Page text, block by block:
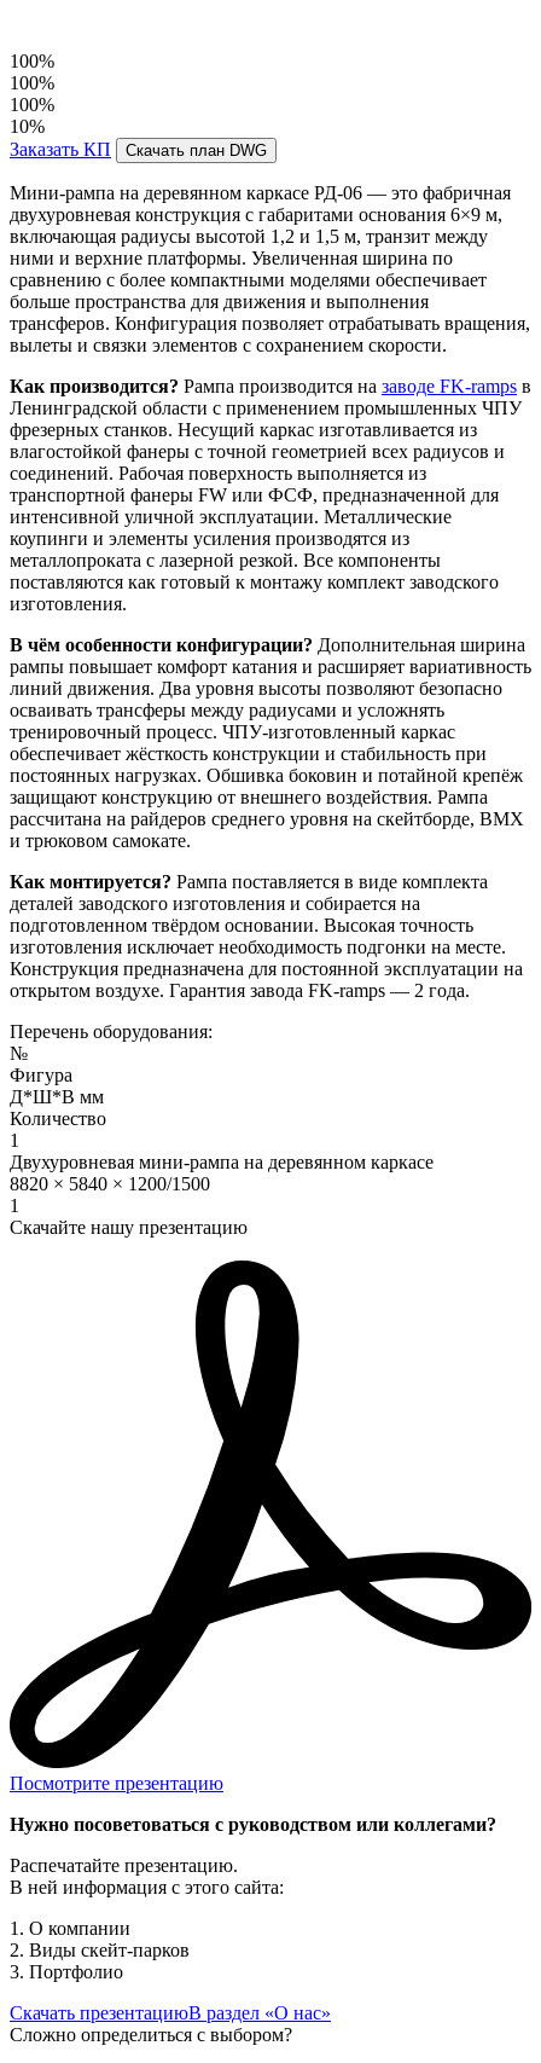
100%
100%
100%
10%
Заказать КП
Скачать план DWG
Мини-рампа на деревянном каркасе РД-06 — это фабричная
двухуровневая конструкция с габаритами основания 6×9 м,
включающая радиусы высотой 1,2 и 1,5 м, транзит между
ними и верхние платформы. Увеличенная ширина по
сравнению с более компактными моделями обеспечивает
больше пространства для движения и выполнения
трансферов. Конфигурация позволяет отрабатывать вращения,
вылеты и связки элементов с сохранением скорости.
Как производится? Рампа производится на заводе FK-ramps в
Ленинградской области с применением промышленных ЧПУ
фрезерных станков. Несущий каркас изготавливается из
влагостойкой фанеры с точной геометрией всех радиусов и
соединений. Рабочая поверхность выполняется из
транспортной фанеры FW или ФСФ, предназначенной для
интенсивной уличной эксплуатации. Металлические
коупинги и элементы усиления производятся из
металлопроката с лазерной резкой. Все компоненты
поставляются как готовый к монтажу комплект заводского
изготовления.
В чём особенности конфигурации? Дополнительная ширина
рампы повышает комфорт катания и расширяет вариативность
линий движения. Два уровня высоты позволяют безопасно
осваивать трансферы между радиусами и усложнять
тренировочный процесс. ЧПУ-изготовленный каркас
обеспечивает жёсткость конструкции и стабильность при
постоянных нагрузках. Обшивка боковин и потайной крепёж
защищают конструкцию от внешнего воздействия. Рампа
рассчитана на райдеров среднего уровня на скейтборде, BMX
и трюковом самокате.
Как монтируется? Рампа поставляется в виде комплекта
деталей заводского изготовления и собирается на
подготовленном твёрдом основании. Высокая точность
изготовления исключает необходимость подгонки на месте.
Конструкция предназначена для постоянной эксплуатации на
открытом воздухе. Гарантия завода FK-ramps — 2 года.
Перечень оборудования:
№
Фигура
Д*Ш*В мм
Количество
1
Двухуровневая мини-рампа на деревянном каркасе
8820 × 5840 × 1200/1500
1
Скачайте нашу презентацию
Посмотрите презентацию
Нужно посоветоваться с руководством или коллегами?
Распечатайте презентацию.
В ней информация с этого сайта:
1. О компании
2. Виды скейт-парков
3. Портфолио
Скачать презентациюВ раздел «О нас»
Сложно определиться с выбором?